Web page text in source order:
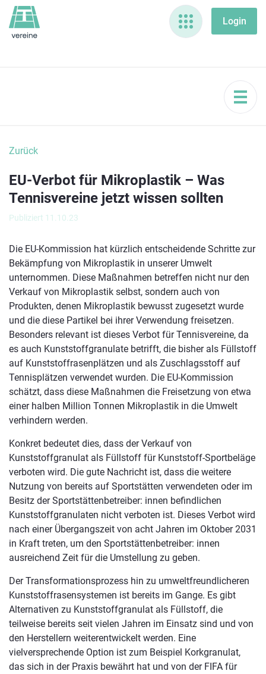
Zurück
EU-Verbot für Mikroplastik – Was
Tennisvereine jetzt wissen sollten
Publiziert 11.10.23
Die EU-Kommission hat kürzlich entscheidende Schritte zur
Bekämpfung von Mikroplastik in unserer Umwelt
unternommen. Diese Maßnahmen betreffen nicht nur den
Verkauf von Mikroplastik selbst, sondern auch von
Produkten, denen Mikroplastik bewusst zugesetzt wurde
und die diese Partikel bei ihrer Verwendung freisetzen.
Besonders relevant ist dieses Verbot für Tennisvereine, da
es auch Kunststoffgranulate betrifft, die bisher als Füllstoff
auf Kunststoffrasenplätzen und als Zuschlagsstoff auf
Tennisplätzen verwendet wurden. Die EU-Kommission
schätzt, dass diese Maßnahmen die Freisetzung von etwa
einer halben Million Tonnen Mikroplastik in die Umwelt
verhindern werden.
Konkret bedeutet dies, dass der Verkauf von
Kunststoffgranulat als Füllstoff für Kunststoff-Sportbeläge
verboten wird. Die gute Nachricht ist, dass die weitere
Nutzung von bereits auf Sportstätten verwendeten oder im
Besitz der Sportstättenbetreiber: innen befindlichen
Kunststoffgranulaten nicht verboten ist. Dieses Verbot wird
nach einer Übergangszeit von acht Jahren im Oktober 2031
in Kraft treten, um den Sportstättenbetreiber: innen
ausreichend Zeit für die Umstellung zu geben.
Der Transformationsprozess hin zu umweltfreundlicheren
Kunststoffrasensystemen ist bereits im Gange. Es gibt
Alternativen zu Kunststoffgranulat als Füllstoff, die
teilweise bereits seit vielen Jahren im Einsatz sind und von
den Herstellern weiterentwickelt werden. Eine
vielversprechende Option ist zum Beispiel Korkgranulat,
das sich in der Praxis bewährt hat und von der FIFA für